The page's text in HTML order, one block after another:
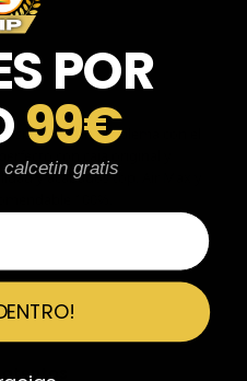
si hay algún problema con el
y acabados top. Air Max y
POR
99€
gratis